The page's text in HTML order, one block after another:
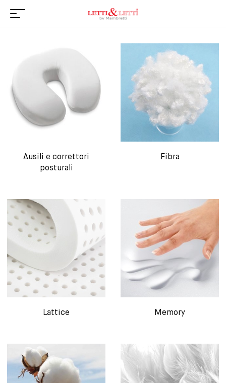
Ausili e correttori
posturali
Fibra
Lattice Memory